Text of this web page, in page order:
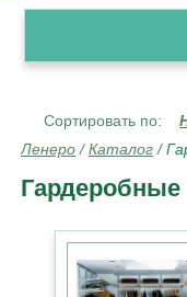
Сортировать по:
Ленеро /Каталог /
Гардеробные